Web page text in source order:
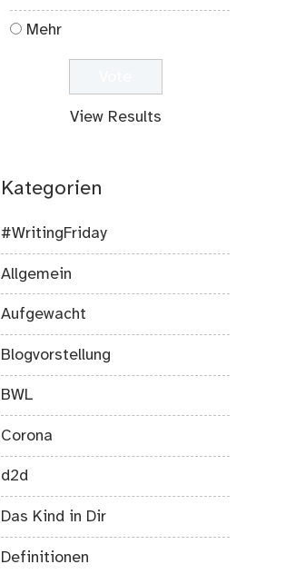
Mehr
View Results
Kategorien
#WritingFriday
Allgemein
Aufgewacht
Blogvorstellung
BWL
Corona
d2d
Das Kind in Dir
Definitionen